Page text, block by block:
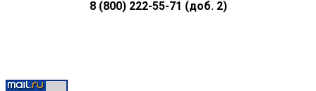
8 (800) 222-55-71 (доб. 2)